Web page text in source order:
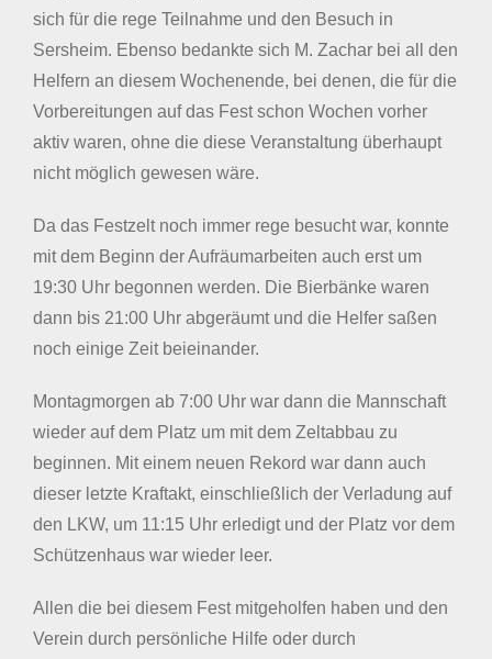
sich für die rege Teilnahme und den Besuch in
Sersheim. Ebenso bedankte sich M. Zachar bei all den
Helfern an diesem Wochenende, bei denen, die für die
Vorbereitungen auf das Fest schon Wochen vorher
aktiv waren, ohne die diese Veranstaltung überhaupt
nicht möglich gewesen wäre.
Da das Festzelt noch immer rege besucht war, konnte
mit dem Beginn der Aufräumarbeiten auch erst um
19:30 Uhr begonnen werden. Die Bierbänke waren
dann bis 21:00 Uhr abgeräumt und die Helfer saßen
noch einige Zeit beieinander.
Montagmorgen ab 7:00 Uhr war dann die Mannschaft
wieder auf dem Platz um mit dem Zeltabbau zu
beginnen. Mit einem neuen Rekord war dann auch
dieser letzte Kraftakt, einschließlich der Verladung auf
den LKW, um 11:15 Uhr erledigt und der Platz vor dem
Schützenhaus war wieder leer.
Allen die bei diesem Fest mitgeholfen haben und den
Verein durch persönliche Hilfe oder durch